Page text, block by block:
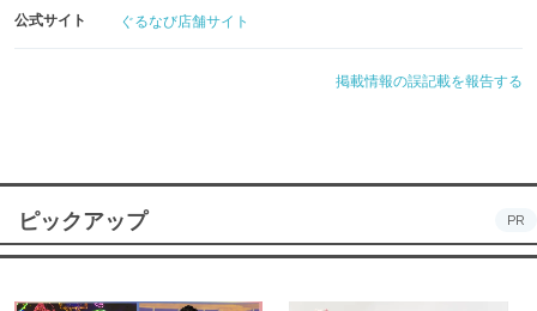
公式サイト ぐるなび店舗サイト
掲載情報の誤記載を報告する
ピックアップ PR